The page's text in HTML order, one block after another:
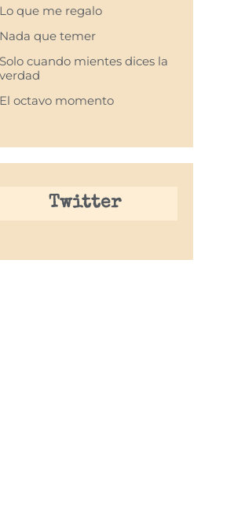
Lo que me regalo
Nada que temer
Solo cuando mientes dices la
verdad
El octavo momento
Twitter